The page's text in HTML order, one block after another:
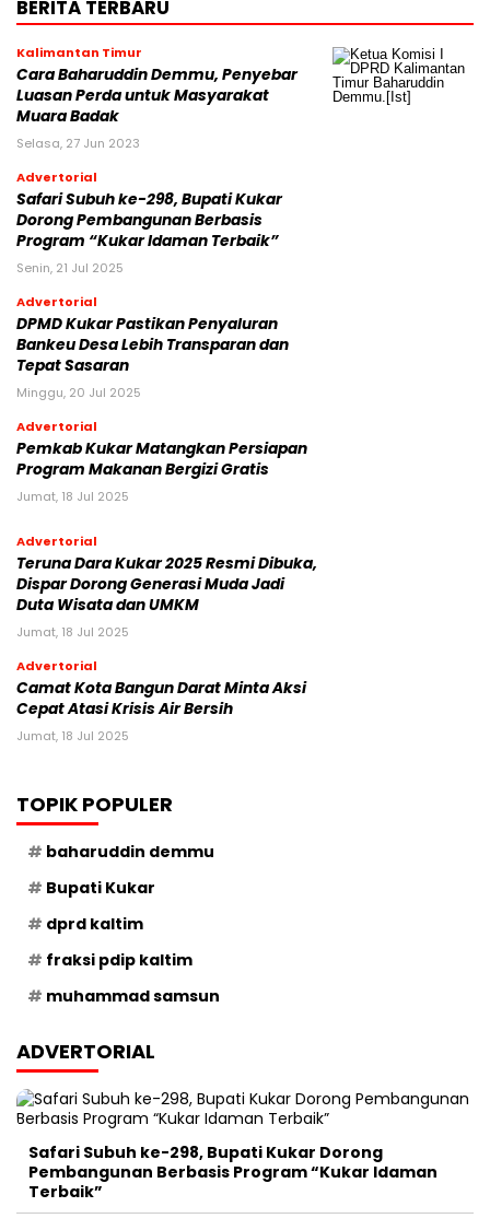
BERITA TERBARU
Kalimantan Timur
Cara Baharuddin Demmu, Penyebar
Luasan Perda untuk Masyarakat
Muara Badak
Selasa, 27 Jun 2023
Advertorial
Safari Subuh ke-298, Bupati Kukar
Dorong Pembangunan Berbasis
Program “Kukar Idaman Terbaik”
Senin, 21 Jul 2025
Advertorial
DPMD Kukar Pastikan Penyaluran
Bankeu Desa Lebih Transparan dan
Tepat Sasaran
Minggu, 20 Jul 2025
Advertorial
Pemkab Kukar Matangkan Persiapan
Program Makanan Bergizi Gratis
Jumat, 18 Jul 2025
Advertorial
Teruna Dara Kukar 2025 Resmi Dibuka,
Dispar Dorong Generasi Muda Jadi
Duta Wisata dan UMKM
Jumat, 18 Jul 2025
Advertorial
Camat Kota Bangun Darat Minta Aksi
Cepat Atasi Krisis Air Bersih
Jumat, 18 Jul 2025
TOPIK POPULER
baharuddin demmu
Bupati Kukar
dprd kaltim
fraksi pdip kaltim
muhammad samsun
ADVERTORIAL
Safari Subuh ke-298, Bupati Kukar Dorong
Pembangunan Berbasis Program “Kukar Idaman
Terbaik”